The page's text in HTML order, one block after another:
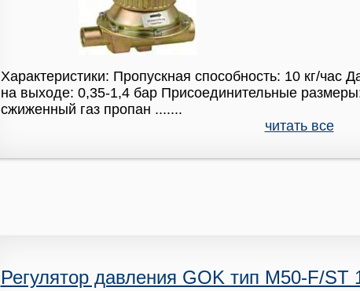
Характеристики: Пропускная способность: 10 кг/час
на выходе: 0,35-1,4 бар Присоединительные
сжиженный газ пропан .......
читать все
Регулятор давления GOK тип M50-F/ST